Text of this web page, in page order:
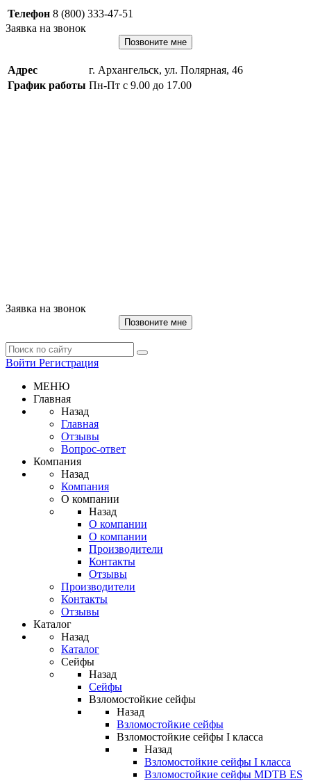
Телефон 8 (800) 333-47-51
Заявка на звонок
Позвоните мне
Адрес
г. Архангельск, ул. Полярная, 46
График работы Пн-Пт с 9.00 до 17.00
Заявка на звонок
Позвоните мне
Войти Регистрация
МЕНЮ
Главная
Назад
Главная
Отзывы
Вопрос-ответ
Компания
Назад
Компания
О компании
Назад
О компании
О компании
Производители
Контакты
Отзывы
Производители
Контакты
Отзывы
Каталог
Назад
Каталог
Сейфы
Назад
Сейфы
Взломостойкие сейфы
Назад
Взломостойкие сейфы
Взломостойкие сейфы I класса
Назад
Взломостойкие сейфы I класса
Взломостойкие сейфы MDTB ES